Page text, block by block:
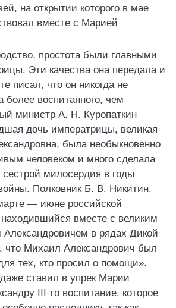
на открытии которого в мае
вместе с Марией
простота были главными
Эти качества она передала и
писал, что он никогда не
более воспитанного, чем
министр А. Н. Куропаткин
дочь императрицы, великая
была необыкновенно
человеком и много сделала
милосердия в годы
Полковник Б. В. Никитин,
— июне российской
находившийся вместе с великим
в рядах Дикой
что Михаил Александрович был
тех, кто просил о помощи».
ставил в упрек Марии
III то воспитание, которое